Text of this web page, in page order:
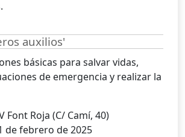
auxilios'
básicas para salvar vidas,
de emergencia y realizar la
Font Roja (C/ Camí, 40)
de febrero de 2025